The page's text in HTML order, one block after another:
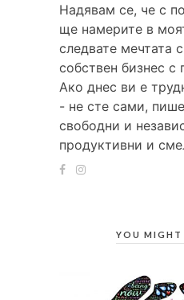
Надявам се, че с
ще намерите в
следвате мечтата
собствен бизнес с
Ако днес ви е
- не сте сами,
свободни и
продуктивни и
YOU MIGHT